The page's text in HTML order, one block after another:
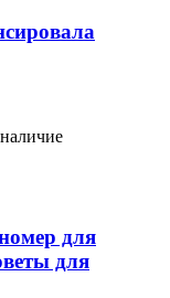
для
для